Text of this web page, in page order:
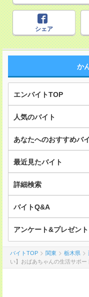
シェア
か
エンバイトTOP
人気のバイト
あなたへのおすすめバ
最近見たバイト
詳細検索
バイトQ&A
アンケート&プレゼント
バイトTOP 関東 栃木県
い】おばあちゃんの生活サポー